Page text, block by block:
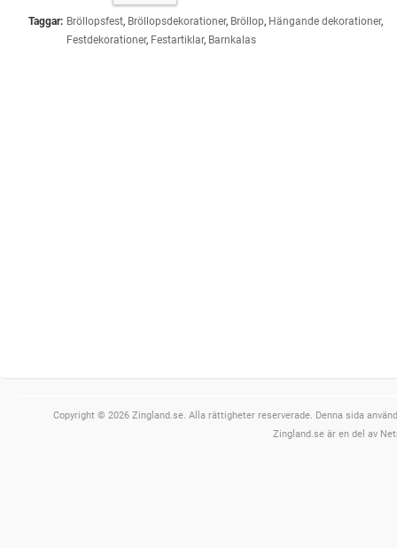
Taggar: Bröllopsfest, Bröllopsdekorationer, Bröllop, Hängande dekorationer,
Festdekorationer, Festartiklar, Barnkalas
Copyright © 2026 Zingland.se. Alla rättigheter reserverade. Denna sida
Zingland.se är en del av